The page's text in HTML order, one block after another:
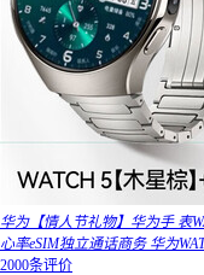
华为【情人节礼物】华为手 表
心率eSIM独立通话商务 华为
2000条评价